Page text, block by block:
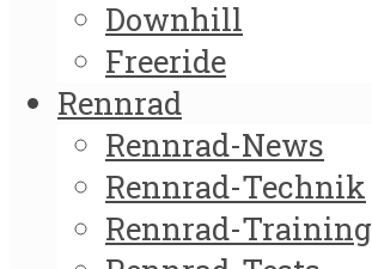
Downhill
Freeride
Rennrad
Rennrad-News
Rennrad-Technik
Rennrad-Training